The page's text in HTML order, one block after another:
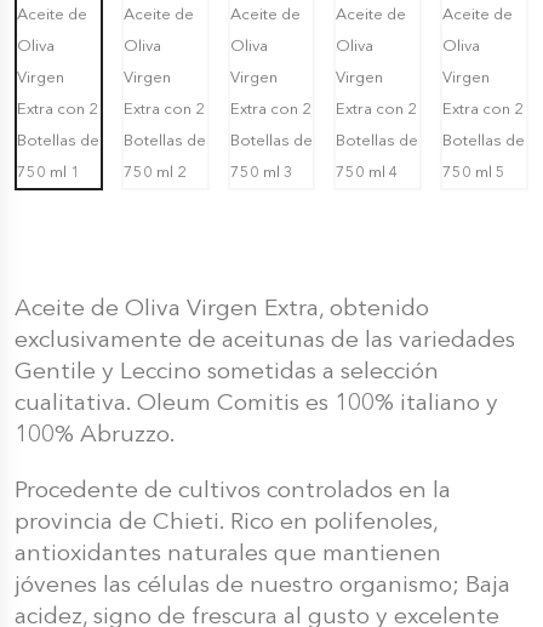
Aceite de Oliva Virgen Extra, obtenido
exclusivamente de aceitunas de las variedades
Gentile y Leccino sometidas a selección
cualitativa. Oleum Comitis es 100% italiano y
100% Abruzzo.
Procedente de cultivos controlados en la
provincia de Chieti. Rico en polifenoles,
antioxidantes naturales que mantienen
jóvenes las células de nuestro organismo; Baja
acidez, signo de frescura al gusto y excelente